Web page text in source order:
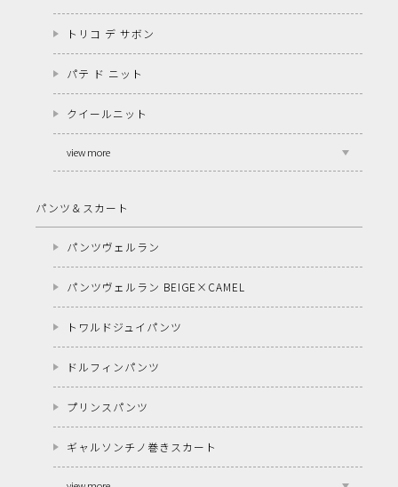
トリコ デ サボン
パテ ド ニット
クイールニット
view more
パンツ＆スカート
パンツヴェルラン
パンツヴェルラン BEIGE×CAMEL
トワルドジュイパンツ
ドルフィンパンツ
プリンスパンツ
ギャルソンチノ巻きスカート